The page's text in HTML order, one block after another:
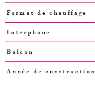
Format de chauffage
Interphone
Balcon
Année de construction